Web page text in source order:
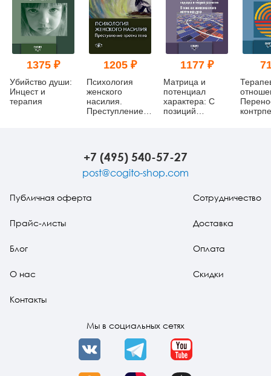
1375 ₽
Убийство души:
Инцест и
терапия
1205 ₽
Психология
женского
насилия.
Преступление
1177 ₽
Матрица и
потенциал
характера: С
позиций
поисках
неиссякаемого
источника духа
+7 (495) 540-57-27
post@cogito-shop.com
Публичная оферта
Прайс-листы
Блог
О нас
Контакты
Сотрудничество
Доставка
Оплата
Скидки
Мы в социальных сетях
VK Telegram YouTube